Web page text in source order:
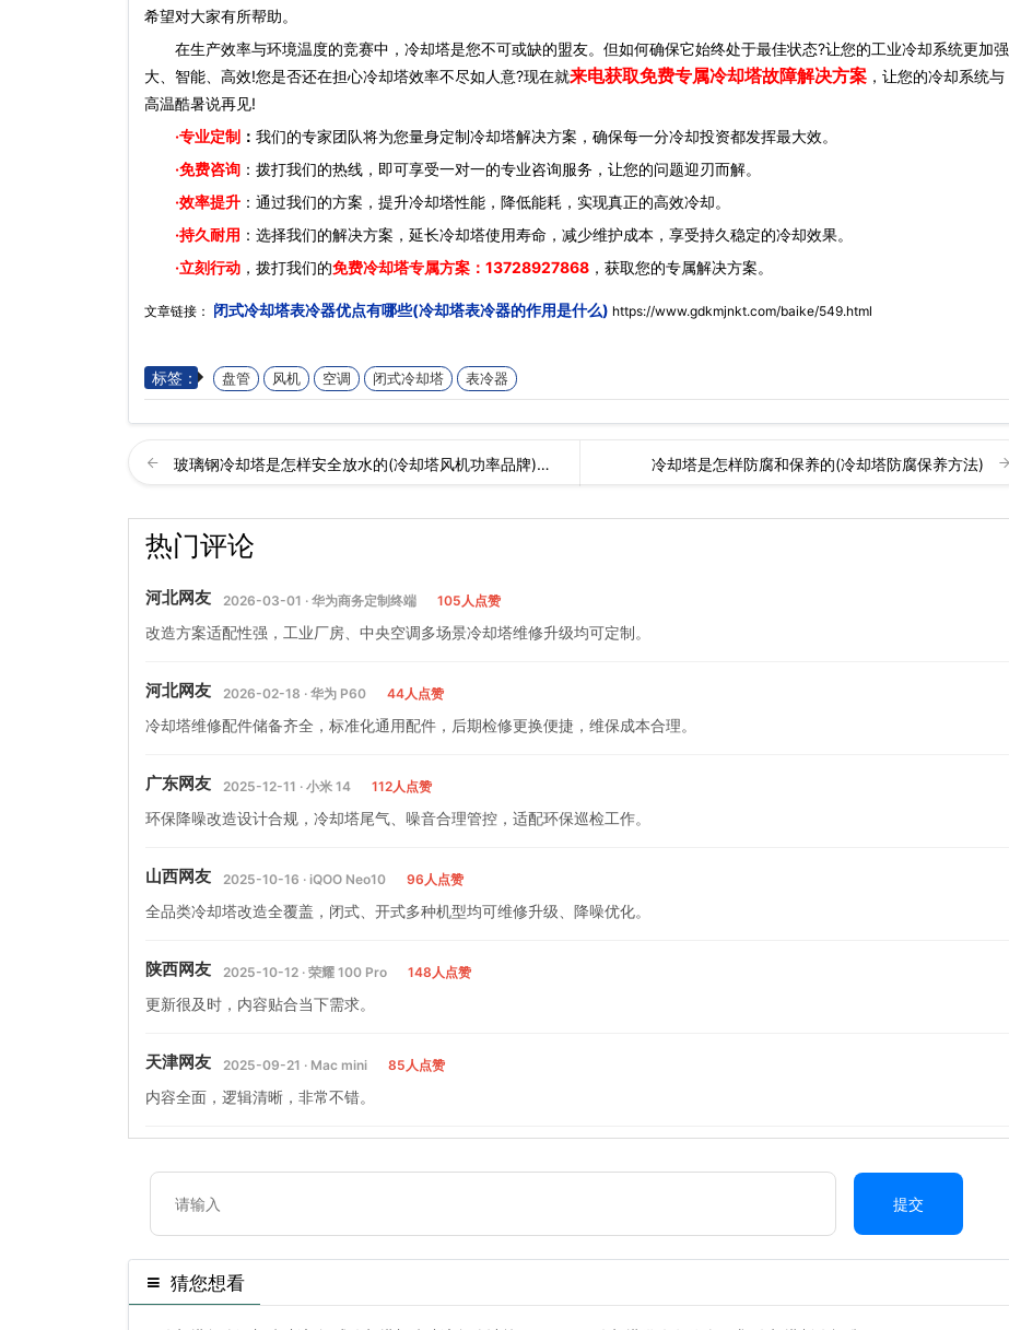
希望对大家有所帮助。
在生产效率与环境温度的竞赛中，冷却塔是您不可或缺的盟友。但如何确保它始终处于最佳状态?让您的工业冷却系统更加强
大、智能、高效!您是否还在担心冷却塔效率不尽如人意?现在就来电获取免费专属冷却塔故障解决方案 ，让您的冷却系统与
高温酷暑说再见!
·专业定制 ： 我们的专家团队将为您量身定制冷却塔解决方案，确保每一分冷却投资都发挥最大效。
·免费咨询 ：拨打我们的热线，即可享受一对一的专业咨询服务，让您的问题迎刃而解。
·效率提升 ：通过我们的方案，提升冷却塔性能，降低能耗，实现真正的高效冷却。
·持久耐用 ：选择我们的解决方案，延长冷却塔使用寿命，减少维护成本，享受持久稳定的冷却效果。
·立刻行动 ，拨打我们的免费冷却塔专属方案： 13728927868 ，获取您的专属解决方案。
文章链接： 闭式冷却塔表冷器优点有哪些(冷却塔表冷器的作用是什么) https://www.gdkmjnkt.com/baike/549.html
标签： 盘管 风机 空调 闭式冷却塔 表冷器
玻璃钢冷却塔是怎样安全放水的(冷却塔风机功率品牌)… 冷却塔是怎样防腐和保养的(冷却塔防腐保养方法)
热门评论
河北网友 2026-03-01 · 华为商务定制终端 105人点赞
改造方案适配性强，工业厂房、中央空调多场景冷却塔维修升级均可定制。
河北网友 2026-02-18 · 华为 P60 44人点赞
冷却塔维修配件储备齐全，标准化通用配件，后期检修更换便捷，维保成本合理。
广东网友 2025-12-11 · 小米 14 112人点赞
环保降噪改造设计合规，冷却塔尾气、噪音合理管控，适配环保巡检工作。
山西网友 2025-10-16 · iQOO Neo10 96人点赞
全品类冷却塔改造全覆盖，闭式、开式多种机型均可维修升级、降噪优化。
陕西网友 2025-10-12 · 荣耀 100 Pro 148人点赞
更新很及时，内容贴合当下需求。
天津网友 2025-09-21 · Mac mini 85人点赞
内容全面，逻辑清晰，非常不错。
提交
猜您想看